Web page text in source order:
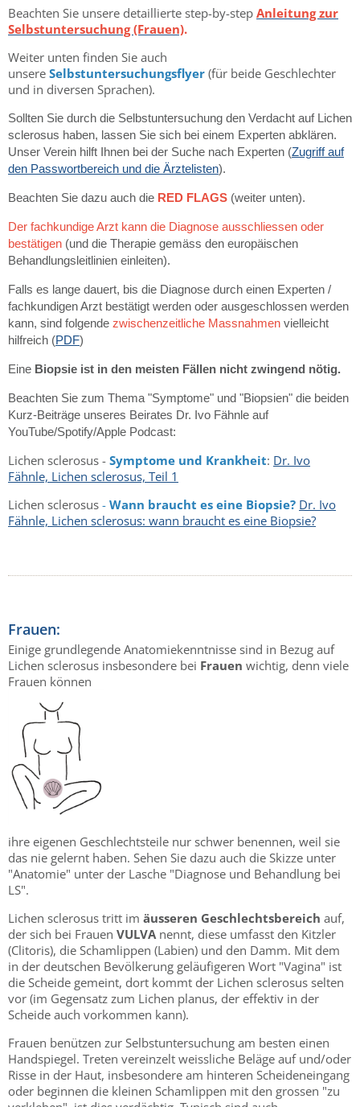
Beachten Sie unsere detaillierte step-by-step Anleitung zur
Selbstuntersuchung (Frauen).
Weiter unten finden Sie auch
unsere Selbstuntersuchungsflyer (für beide Geschlechter
und in diversen Sprachen).
Sollten Sie durch die Selbstuntersuchung den Verdacht auf Lichen
sclerosus haben, lassen Sie sich bei einem Experten abklären.
Unser Verein hilft Ihnen bei der Suche nach Experten (Zugriff auf
den Passwortbereich und die Ärztelisten).
Beachten Sie dazu auch die RED FLAGS (weiter unten).
Der fachkundige Arzt kann die Diagnose ausschliessen oder
bestätigen (und die Therapie gemäss den europäischen
Behandlungsleitlinien einleiten).
Falls es lange dauert, bis die Diagnose durch einen Experten /
fachkundigen Arzt bestätigt werden oder ausgeschlossen werden
kann, sind folgende zwischenzeitliche Massnahmen vielleicht
hilfreich (PDF)
Eine Biopsie ist in den meisten Fällen nicht zwingend nötig.
Beachten Sie zum Thema "Symptome" und "Biopsien" die beiden
Kurz-Beiträge unseres Beirates Dr. Ivo Fähnle auf
YouTube/Spotify/Apple Podcast:
Lichen sclerosus - Symptome und Krankheit: Dr. Ivo
Fähnle, Lichen sclerosus, Teil 1
Lichen sclerosus - Wann braucht es eine Biopsie? Dr. Ivo
Fähnle, Lichen sclerosus: wann braucht es eine Biopsie?
Frauen:
Einige grundlegende Anatomiekenntnisse sind in Bezug auf
Lichen sclerosus insbesondere bei Frauen wichtig, denn viele
Frauen können
ihre eigenen Geschlechtsteile nur schwer benennen, weil sie
das nie gelernt haben. Sehen Sie dazu auch die Skizze unter
"Anatomie" unter der Lasche "Diagnose und Behandlung bei
LS".
Lichen sclerosus tritt im äusseren Geschlechtsbereich auf,
der sich bei Frauen VULVAnennt, diese umfasst den Kitzler
(Clitoris), die Schamlippen (Labien) und den Damm. Mit dem
in der deutschen Bevölkerung geläufigeren Wort "Vagina" ist
die Scheide gemeint, dort kommt der Lichen sclerosus selten
vor (im Gegensatz zum Lichen planus, der effektiv in der
Scheide auch vorkommen kann).
Frauen benützen zur Selbstuntersuchung am besten einen
Handspiegel. Treten vereinzelt weissliche Beläge auf und/oder
Risse in der Haut, insbesondere am hinteren Scheideneingang
oder beginnen die kleinen Schamlippen mit den grossen "zu